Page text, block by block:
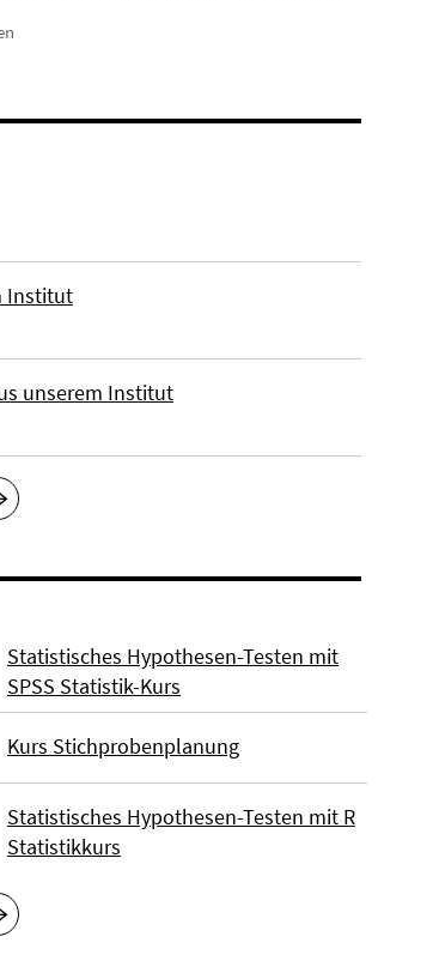
Institut
unserem Institut
Statistisches Hypothesen-Testen mit
SPSS Statistik-Kurs
Kurs Stichprobenplanung
Statistisches Hypothesen-Testen mit R
Statistikkurs